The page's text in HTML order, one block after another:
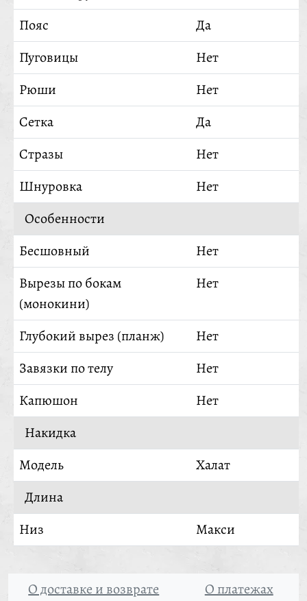
Пояс
Да
Пуговицы
Нет
Рюши
Нет
Сетка
Да
Стразы
Нет
Шнуровка
Нет
Особенности
Бесшовный
Нет
Вырезы по бокам
(монокини)
Нет
Глубокий вырез (планж)
Нет
Завязки по телу
Нет
Капюшон
Нет
Накидка
Модель
Халат
Длина
Низ
Макси
О доставке и возврате
О платежах